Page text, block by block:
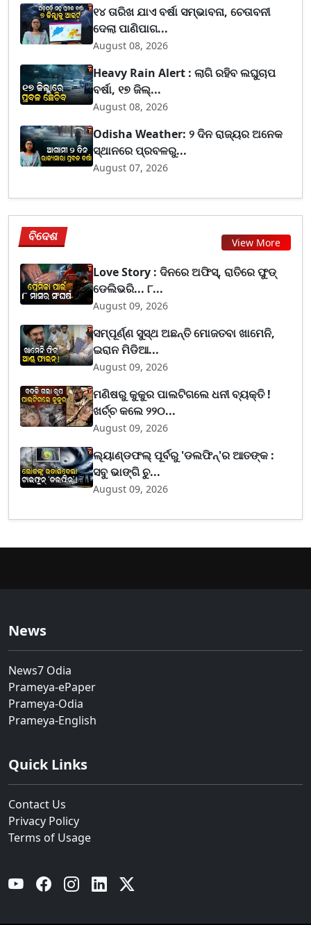
୧୪ ତାରିଖ ଯାଏ ବର୍ଷା ସମ୍ଭାବନା, ଚେତାବନୀ
ଦେଲା ପାଣିପାଗ...
August 08, 2026
Heavy Rain Alert : ଲାଗି ରହିବ ଲଘୁଚାପ
ବର୍ଷା, ୧୭ ଜିଲ୍...
August 08, 2026
Odisha Weather: ୨ ଦିନ ରାଜ୍ୟର ଅନେକ
ସ୍ଥାନରେ ପ୍ରବଳରୁ...
August 07, 2026
ବିଦେଶ View More
Love Story : ଦିନରେ ଅଫିସ୍, ରାତିରେ ଫୁଡ୍
ଡେଲିଭରି... ୮...
August 09, 2026
ସମ୍ପୂର୍ଣ୍ଣ ସୁସ୍ଥ ଅଛନ୍ତି ମୋଜତବା ଖାମେନି,
ଇରାନ ମିଡିଆ...
August 09, 2026
ମଣିଷରୁ କୁକୁର ପାଲଟିଗଲେ ଧନୀ ବ୍ୟକ୍ତି !
ଖର୍ଚ୍ଚ କଲେ ୨୨୦...
August 09, 2026
ଲ୍ୟାଣ୍ଡଫଲ୍ ପୂର୍ବରୁ 'ଡଲଫିନ୍'ର ଆତଙ୍କ :
ସବୁ ଭାଙ୍ଗି ଚୁ...
August 09, 2026
News
News7 Odia
Prameya-ePaper
Prameya-Odia
Prameya-English
Quick Links
Contact Us
Privacy Policy
Terms of Usage
YouTube Facebook Instagram Linkedin